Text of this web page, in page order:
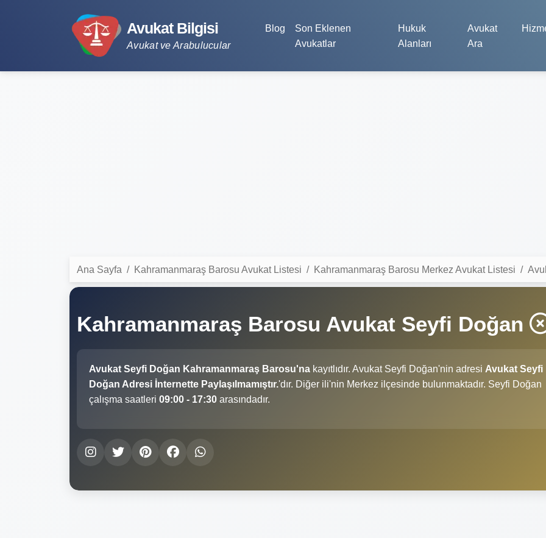
Avukat Bilgisi
Avukat ve Arabulucular
Blog
Son Eklenen
Avukatlar
Hukuk
Alanları
Avukat
Ara
Ana Sayfa Kahramanmaraş Barosu Avukat Listesi Kahramanmaraş Barosu Merkez Avukat Listesi
Kahramanmaraş Barosu Avukat Seyfi Doğan
Avukat Seyfi Doğan Kahramanmaraş Barosu'na kayıtlıdır. Avukat Seyfi Doğan'nin adresi Avukat Seyfi
Doğan Adresi İnternette Paylaşılmamıştır.'dır. Diğer ili'nin Merkez ilçesinde bulunmaktadır. Seyfi Doğan
çalışma saatleri 09:00 - 17:30 arasındadır.